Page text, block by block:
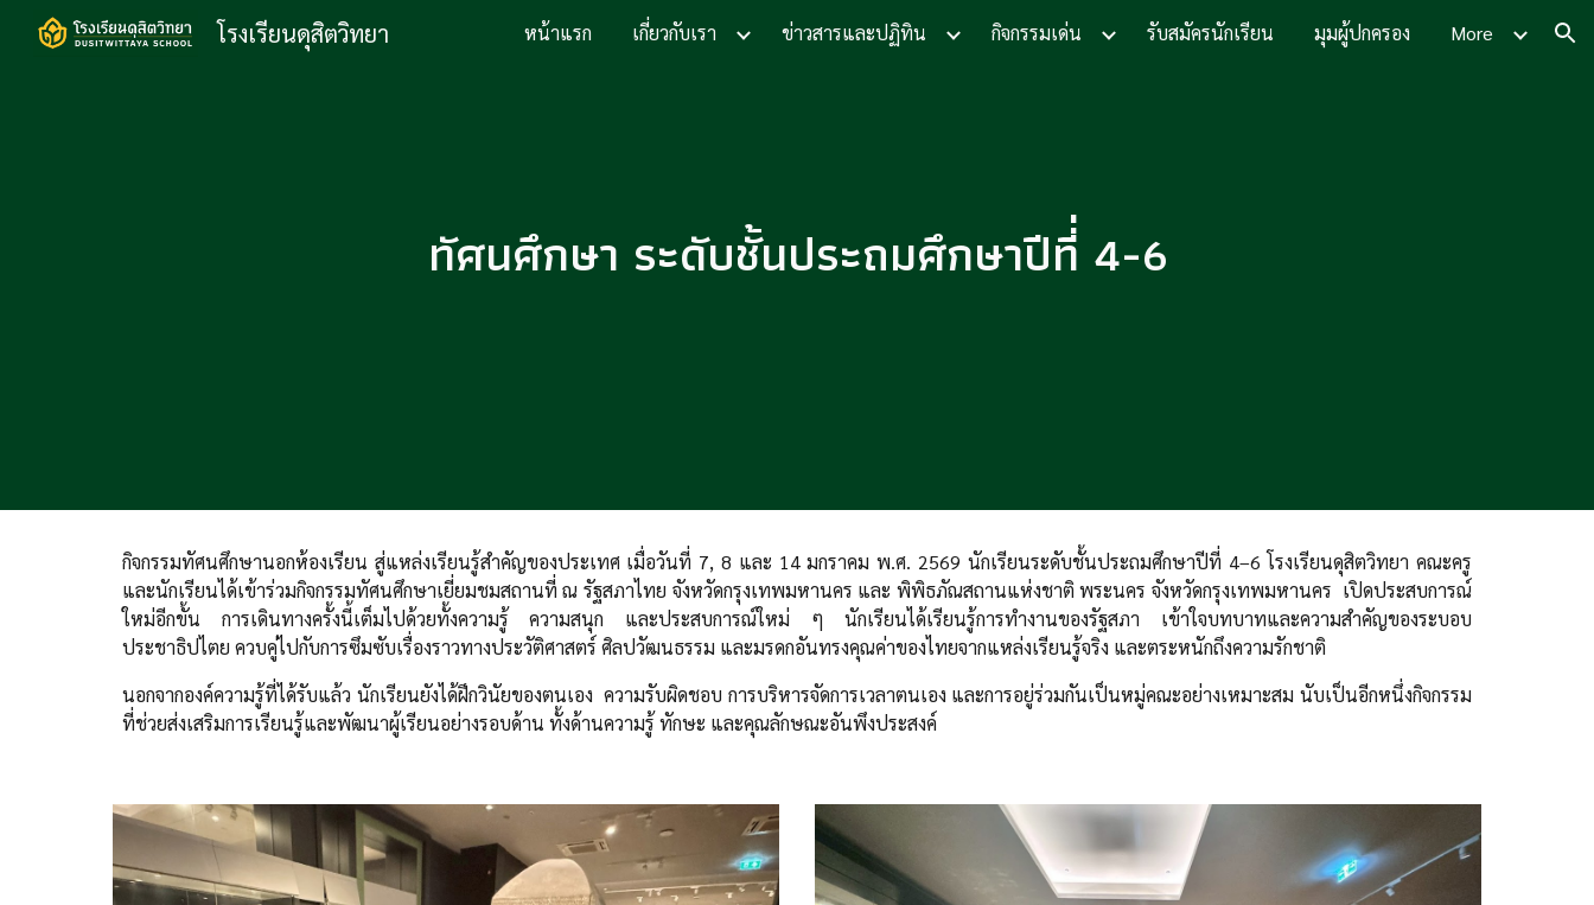
Skip to main content Skip to navigation
โรงเรียนดุสิตวิทยา หน้าแรก เกี่ยวกับเรา ข่าวสารและปฏิทิน กิจกรรมเด่น รับสมัครนักเรียน มุมผู้ปกครอง More
ทัศนศึกษา ระดับชั้นประถมศึกษาปีที่่ 4-6
กิจกรรมทัศนศึกษานอกห้องเรียน สู่แหล่งเรียนรู้สำคัญของประเทศ เมื่อวันที่ 7, 8 และ 14 มกราคม พ.ศ. 2569 นักเรียนระดับชั้นประถมศึกษาปีที่ 4–6 โรงเรียนดุสิตวิทยา คณะครู
และนักเรียนได้เข้าร่วมกิจกรรมทัศนศึกษาเยี่ยมชมสถานที่ ณ รัฐสภาไทย จังหวัดกรุงเทพมหานคร และ พิพิธภัณสถานแห่งชาติ พระนคร จังหวัดกรุงเทพมหานคร เปิดประสบการณ์
ใหม่อีกขั้น การเดินทางครั้งนี้เต็มไปด้วยทั้งความรู้ ความสนุก และประสบการณ์ใหม่ ๆ นักเรียนได้เรียนรู้การทำงานของรัฐสภา เข้าใจบทบาทและความสำคัญของระบอบ
ประชาธิปไตย ควบคู่ไปกับการซึมซับเรื่องราวทางประวัติศาสตร์ ศิลปวัฒนธรรม และมรดกอันทรงคุณค่าของไทยจากแหล่งเรียนรู้จริง และตระหนักถึงความรักชาติ
นอกจากองค์ความรู้ที่ได้รับแล้ว นักเรียนยังได้ฝึกวินัยของตนเอง ความรับผิดชอบ การบริหารจัดการเวลาตนเอง และการอยู่ร่วมกันเป็นหมู่คณะอย่างเหมาะสม นับเป็นอีกหนึ่งกิจกรรม
ที่ช่วยส่งเสริมการเรียนรู้และพัฒนาผู้เรียนอย่างรอบด้าน ทั้งด้านความรู้ ทักษะ และคุณลักษณะอันพึงประสงค์